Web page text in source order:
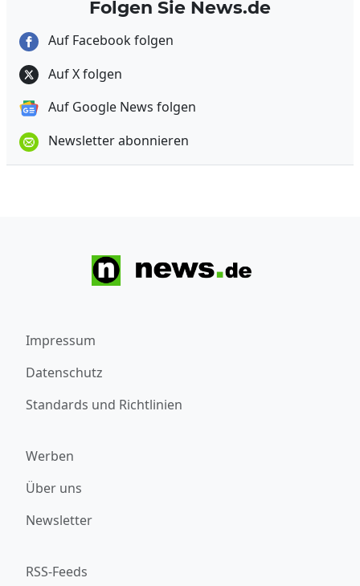
Folgen Sie News.de
Auf Facebook folgen
Auf X folgen
Auf Google News folgen
Newsletter abonnieren
Impressum
Datenschutz
Standards und Richtlinien
Werben
Über uns
Newsletter
RSS-Feeds